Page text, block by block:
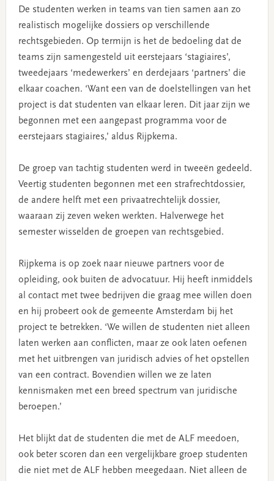
De studenten werken in teams van tien samen aan zo
realistisch mogelijke dossiers op verschillende
rechtsgebieden. Op termijn is het de bedoeling dat de
teams zijn samengesteld uit eerstejaars ‘stagiaires’,
tweedejaars ‘medewerkers’ en derdejaars ‘partners’ die
elkaar coachen. ‘Want een van de doelstellingen van het
project is dat studenten van elkaar leren. Dit jaar zijn we
begonnen met een aangepast programma voor de
eerstejaars stagiaires,’ aldus Rijpkema.
De groep van tachtig studenten werd in tweeën gedeeld.
Veertig studenten begonnen met een strafrechtdossier,
de andere helft met een privaatrechtelijk dossier,
waaraan zij zeven weken werkten. Halverwege het
semester wisselden de groepen van rechtsgebied.
Rijpkema is op zoek naar nieuwe partners voor de
opleiding, ook buiten de advocatuur. Hij heeft inmiddels
al contact met twee bedrijven die graag mee willen doen
en hij probeert ook de gemeente Amsterdam bij het
project te betrekken. ‘We willen de studenten niet alleen
laten werken aan conflicten, maar ze ook laten oefenen
met het uitbrengen van juridisch advies of het opstellen
van een contract. Bovendien willen we ze laten
kennismaken met een breed spectrum van juridische
beroepen.’
Het blijkt dat de studenten die met de ALF meedoen,
ook beter scoren dan een vergelijkbare groep studenten
die niet met de ALF hebben meegedaan. Niet alleen de